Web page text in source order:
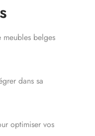
belges
dans sa
optimiser vos